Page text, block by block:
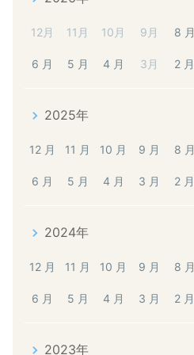
12月 11月 10月 9月 8 月
6 月 5 月 4 月 3月 2 月
2025年
12 月 11 月 10 月 9 月 8 月
6 月 5 月 4 月 3 月 2 月
2024年
12 月 11 月 10 月 9 月 8 月
6 月 5 月 4 月 3 月 2 月
2023年